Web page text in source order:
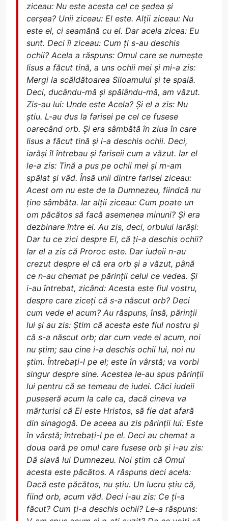
ziceau: Nu este acesta cel ce ședea și
cerșea? Unii ziceau: El este. Alții ziceau: Nu
este el, ci seamănă cu el. Dar acela zicea: Eu
sunt. Deci îi ziceau: Cum ți s-au deschis
ochii? Acela a răspuns: Omul care se numește
Iisus a făcut tină, a uns ochii mei și mi-a zis:
Mergi la scăldătoarea Siloamului și te spală.
Deci, ducându-mă și spălându-mă, am văzut.
Zis-au lui: Unde este Acela? Și el a zis: Nu
știu. L-au dus la farisei pe cel ce fusese
oarecând orb. Și era sâmbătă în ziua în care
Iisus a făcut tină și i-a deschis ochii. Deci,
iarăși îl întrebau și fariseii cum a văzut. Iar el
le-a zis: Tină a pus pe ochii mei și m-am
spălat și văd. Însă unii dintre farisei ziceau:
Acest om nu este de la Dumnezeu, fiindcă nu
ține sâmbăta. Iar alții ziceau: Cum poate un
om păcătos să facă asemenea minuni? Și era
dezbinare între ei. Au zis, deci, orbului iarăși:
Dar tu ce zici despre El, că ți-a deschis ochii?
Iar el a zis că Proroc este. Dar iudeii n-au
crezut despre el că era orb și a văzut, până
ce n-au chemat pe părinții celui ce vedea. Și
i-au întrebat, zicând: Acesta este fiul vostru,
despre care ziceți că s-a născut orb? Deci
cum vede el acum? Au răspuns, însă, părinții
lui și au zis: Știm că acesta este fiul nostru și
că s-a născut orb; dar cum vede el acum, noi
nu știm; sau cine i-a deschis ochii lui, noi nu
știm. Întrebați-l pe el; este în vârstă; va vorbi
singur despre sine. Acestea le-au spus părinții
lui pentru că se temeau de iudei. Căci iudeii
puseseră acum la cale ca, dacă cineva va
mărturisi că El este Hristos, să fie dat afară
din sinagogă. De aceea au zis părinții lui: Este
în vârstă; întrebați-l pe el. Deci au chemat a
doua oară pe omul care fusese orb și i-au zis:
Dă slavă lui Dumnezeu. Noi știm că Omul
acesta este păcătos. A răspuns deci acela:
Dacă este păcătos, nu știu. Un lucru știu că,
fiind orb, acum văd. Deci i-au zis: Ce ți-a
făcut? Cum ți-a deschis ochii? Le-a răspuns: